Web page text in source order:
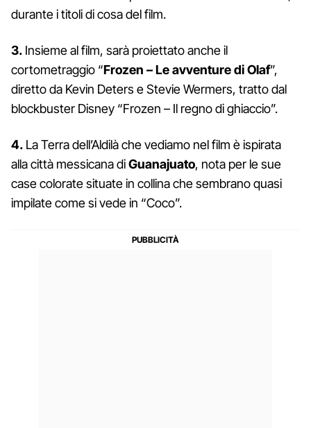
durante i titoli di cosa del film.
3. Insieme al film, sarà proiettato anche il
cortometraggio “Frozen – Le avventure di Olaf”,
diretto da Kevin Deters e Stevie Wermers, tratto dal
blockbuster Disney “Frozen – Il regno di ghiaccio”.
4. La Terra dell’Aldilà che vediamo nel film è ispirata
alla città messicana diGuanajuato, nota per le sue
case colorate situate in collina che sembrano quasi
impilate come si vede in “Coco”.